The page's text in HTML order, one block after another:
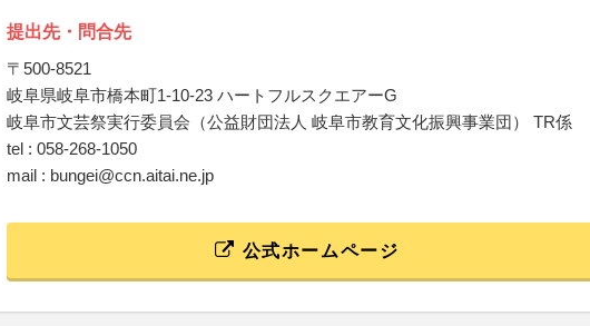
提出先・問合先
〒500-8521
岐阜県岐阜市橋本町1-10-23 ハートフルスクエアーG
岐阜市文芸祭実行委員会（公益財団法人 岐阜市教育文化振興事業団） TR係
tel : 058-268-1050
mail : bungei@ccn.aitai.ne.jp
公式ホームページ